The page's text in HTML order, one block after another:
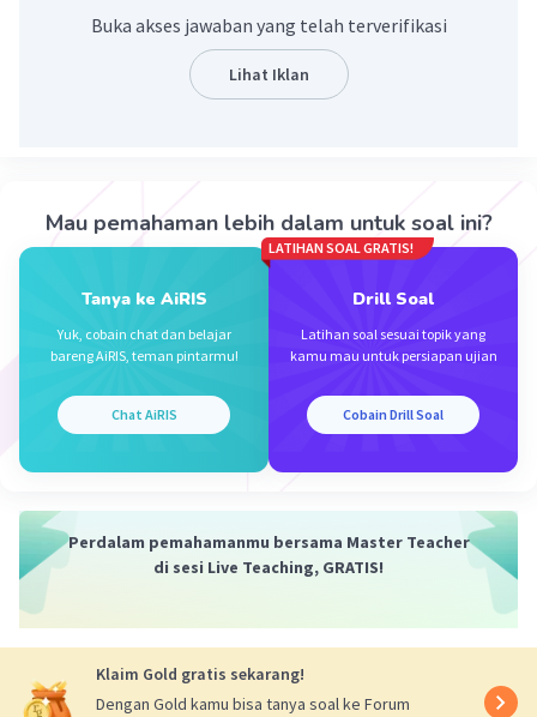
= √(225 + 64)
= √289
= 17 cm
Jadi, panjang sisi miring adalah 17 cm
Buka akses jawaban yang telah terverifikasi
Lihat Iklan
Mau pemahaman lebih dalam untuk soal ini?
Tanya ke AiRIS
Yuk, cobain chat dan belajar
bareng AiRIS, teman pintarmu!
Chat AiRIS
LATIHAN SOAL GRATIS!
Drill Soal
Latihan soal sesuai topik yang
kamu mau untuk persiapan ujian
Cobain Drill Soal
Perdalam pemahamanmu bersama Master Teacher
di sesi Live Teaching, GRATIS!
Klaim Gold gratis sekarang!
Dengan Gold kamu bisa tanya soal ke Forum